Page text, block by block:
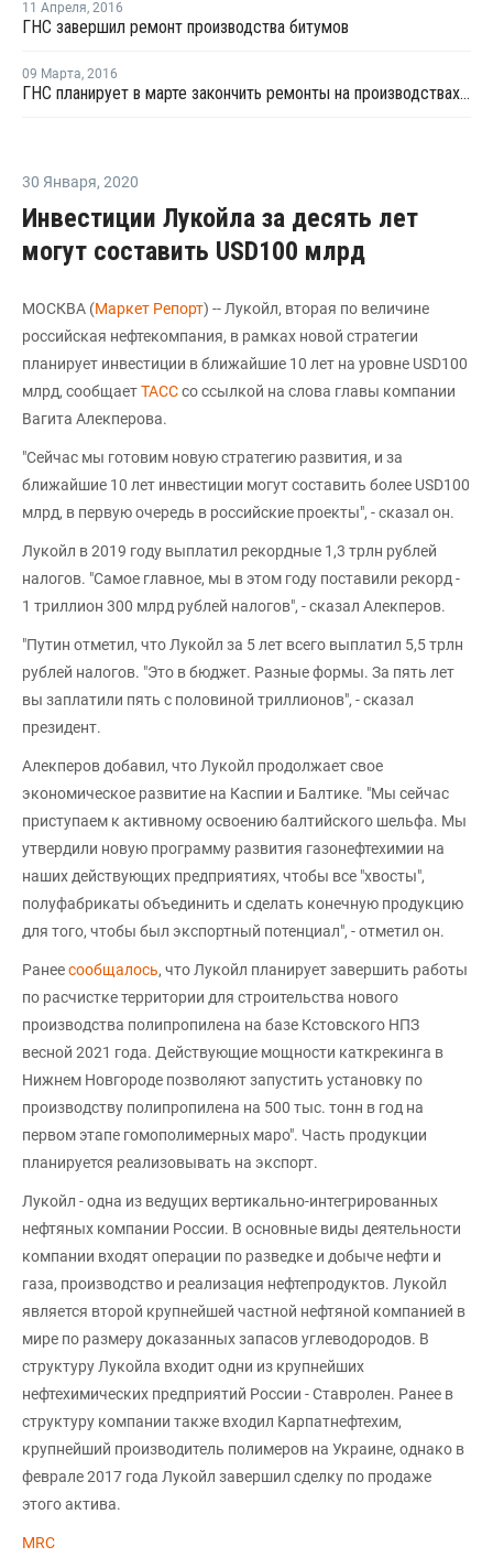
11 Апреля, 2016
ГНС завершил ремонт производства битумов
09 Марта, 2016
ГНС планирует в марте закончить ремонты на производствах ПЭ и битумов
30 Января, 2020
Инвестиции Лукойла за десять лет
могут составить USD100 млрд
МОСКВА (Маркет Репорт) -- Лукойл, вторая по величине
российская нефтекомпания, в рамках новой стратегии
планирует инвестиции в ближайшие 10 лет на уровне USD100
млрд, сообщаетТАССсо ссылкой на слова главы компании
Вагита Алекперова.
"Сейчас мы готовим новую стратегию развития, и за
ближайшие 10 лет инвестиции могут составить более USD100
млрд, в первую очередь в российские проекты", - сказал он.
Лукойл в 2019 году выплатил рекордные 1,3 трлн рублей
налогов. "Самое главное, мы в этом году поставили рекорд -
1 триллион 300 млрд рублей налогов", - сказал Алекперов.
"Путин отметил, что Лукойл за 5 лет всего выплатил 5,5 трлн
рублей налогов. "Это в бюджет. Разные формы. За пять лет
вы заплатили пять с половиной триллионов", - сказал
президент.
Алекперов добавил, что Лукойл продолжает свое
экономическое развитие на Каспии и Балтике. "Мы сейчас
приступаем к активному освоению балтийского шельфа. Мы
утвердили новую программу развития газонефтехимии на
наших действующих предприятиях, чтобы все "хвосты",
полуфабрикаты объединить и сделать конечную продукцию
для того, чтобы был экспортный потенциал", - отметил он.
Ранеесообщалось, что Лукойл планирует завершить работы
по расчистке территории для строительства нового
производства полипропилена на базе Кстовского НПЗ
весной 2021 года. Действующие мощности каткрекинга в
Нижнем Новгороде позволяют запустить установку по
производству полипропилена на 500 тыс. тонн в год на
первом этапе гомополимерных маро". Часть продукции
планируется реализовывать на экспорт.
Лукойл - одна из ведущих вертикально-интегрированных
нефтяных компании России. В основные виды деятельности
компании входят операции по разведке и добыче нефти и
газа, производство и реализация нефтепродуктов. Лукойл
является второй крупнейшей частной нефтяной компанией в
мире по размеру доказанных запасов углеводородов. В
структуру Лукойла входит одни из крупнейших
нефтехимических предприятий России - Ставролен. Ранее в
структуру компании также входил Карпатнефтехим,
крупнейший производитель полимеров на Украине, однако в
феврале 2017 года Лукойл завершил сделку по продаже
этого актива.
MRC